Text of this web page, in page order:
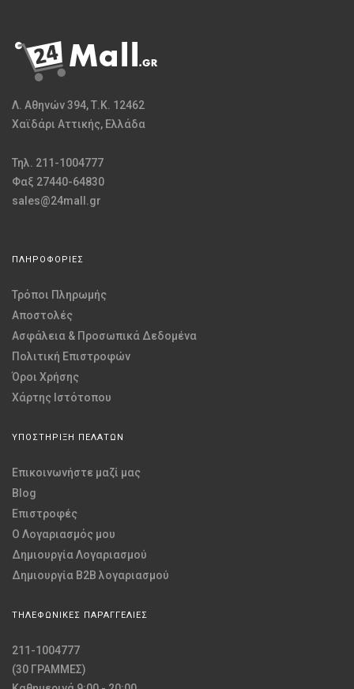
Λ. Αθηνών 394, Τ.Κ. 12462
Χαϊδάρι Αττικής, Ελλάδα
Τηλ. 211-1004777
Φαξ 27440-64830
sales@24mall.gr
ΠΛΗΡΟΦΟΡΙΕΣ
Τρόποι Πληρωμής
Αποστολές
Ασφάλεια & Προσωπικά Δεδομένα
Πολιτική Επιστροφών
Όροι Χρήσης
Χάρτης Ιστότοπου
ΥΠΟΣΤΗΡΙΞΗ ΠΕΛΑΤΩΝ
Επικοινωνήστε μαζί μας
Blog
Επιστροφές
O Λογαριασμός μου
Δημιουργία Λογαριασμού
Δημιουργία B2B λογαριασμού
ΤΗΛΕΦΩΝΙΚΕΣ ΠΑΡΑΓΓΕΛΙΕΣ
211-1004777
(30 ΓΡΑΜΜΕΣ)